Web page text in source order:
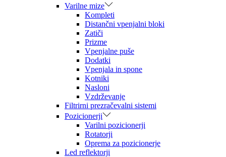
Varilne mize
Kompleti
Distančni vpenjalni bloki
Zatiči
Prizme
Vpenjalne puše
Dodatki
Vpenjala in spone
Kotniki
Nasloni
Vzdrževanje
Filtrirni prezračevalni sistemi
Pozicionerji
Varilni pozicionerji
Rotatorji
Oprema za pozicionerje
Led reflektorji